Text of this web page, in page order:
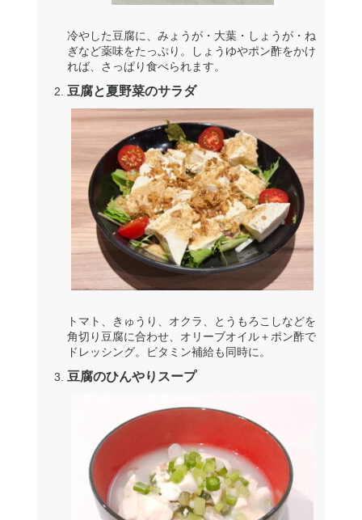
冷やした豆腐に、みょうが・大葉・しょうが・ね
ぎなど薬味をたっぷり。しょうゆやポン酢をかけ
れば、さっぱり食べられます。
豆腐と夏野菜のサラダ
トマト、きゅうり、オクラ、とうもろこしなどを
角切り豆腐に合わせ、オリーブオイル＋ポン酢で
ドレッシング。ビタミン補給も同時に。
豆腐のひんやりスープ